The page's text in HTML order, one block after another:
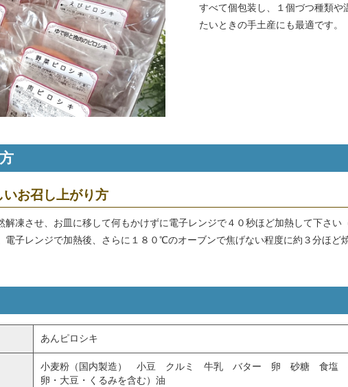
すべて個包装し、１個づつ種類や
たいときの手土産にも最適です。
いお召し上がり方
解凍させ、お皿に移して何もかけずに電子レンジで４０秒ほど加熱して下さ
電子レンジで加熱後、さらに１８０℃のオーブンで焦げない程度に約３分ほど
あんピロシキ
小麦粉（国内製造） 小豆 クルミ 牛乳 バター 卵 砂糖 食塩
卵・大豆・くるみを含む）油